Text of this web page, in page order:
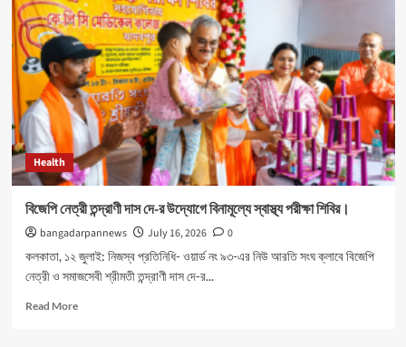
সেবা
সমিতির
উদ্যোগে
রথযাত্রা
উৎসব
পালন
করা
হয়।
Health
বিজেপি নেত্রী তন্দ্রাণী দাস দে-র উদ্যোগে বিনামূল্যে স্বাস্থ্য পরীক্ষা শিবির।
bangadarpannews July 16, 2026
0
কলকাতা, ১২ জুলাই: নিজস্ব প্রতিনিধি- ওয়ার্ড নং ৯৩-এর নিউ আরতি সংঘ ক্লাবে বিজেপি
নেত্রী ও সমাজসেবী শ্রীমতী তন্দ্রাণী দাস দে-র...
Read MoreRead